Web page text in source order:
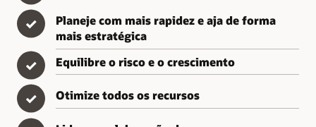
✓
Planeje com mais rapidez e aja de forma
mais estratégica
✓ Equilibre o risco e o crescimento
✓ Otimize todos os recursos